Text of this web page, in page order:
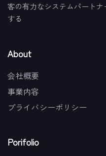
客の有力なシステムパート
する
About
会社概要
事業内容
プライバシーポリシー
Porifolio